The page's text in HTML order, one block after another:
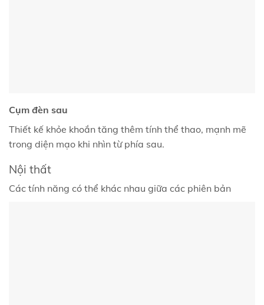
Cụm đèn sau
Thiết kế khỏe khoắn tăng thêm tính thể thao, mạnh mẽ
trong diện mạo khi nhìn từ phía sau.
Nội thất
Các tính năng có thể khác nhau giữa các phiên bản